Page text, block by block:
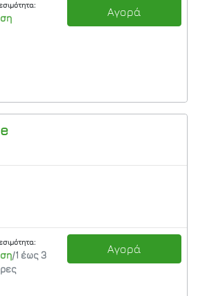
Αγορά
/1 έως 3
Αγορά